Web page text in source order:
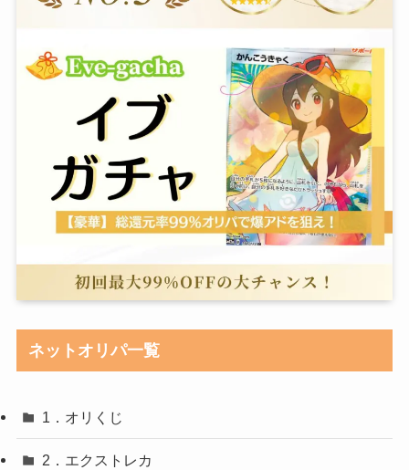
ネットオリパ一覧
1．オリくじ
2．エクストレカ